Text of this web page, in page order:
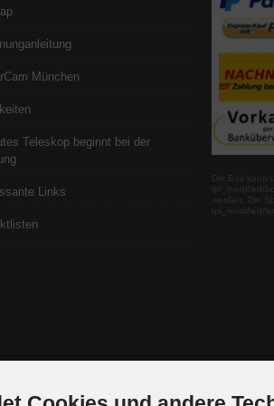
München
Teleskop beginnt bei der
Links
Die Box kann
tpl_modified/
werden. Die